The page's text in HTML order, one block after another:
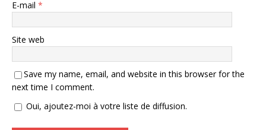
E-mail *
Site web
Save my name, email, and website in this browser for the
next time I comment.
Oui, ajoutez-moi à votre liste de diffusion.